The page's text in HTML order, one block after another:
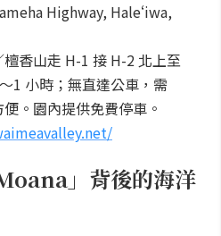
Highway, Haleʻiwa,
香山走 H-1 接 H-2 北上至
1 小時；無直達公車，需
。園內提供免費停車。
」背後的海洋